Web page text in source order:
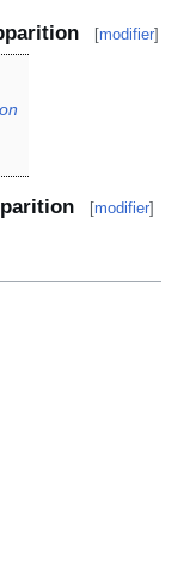
[modifier]
[modifier]